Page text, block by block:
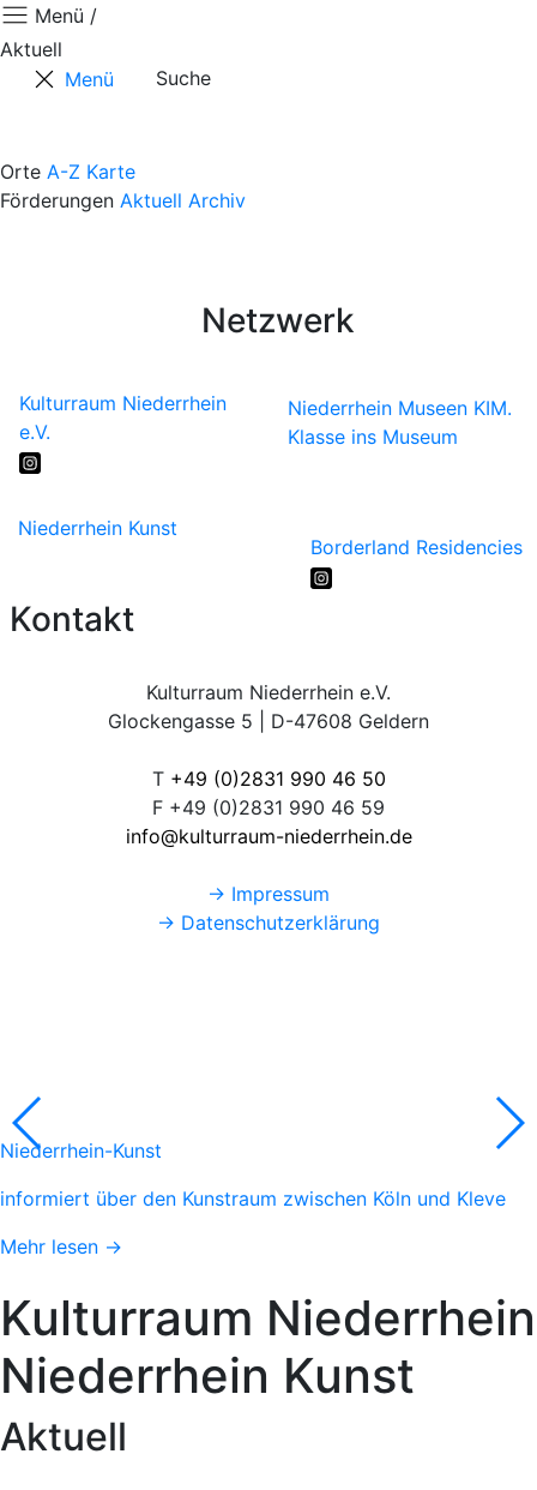
Menü /
Aktuell
Menü
Suche
Orte A-Z Karte
Förderungen Aktuell Archiv
Netzwerk
Kulturraum Niederrhein
e.V.
Niederrhein Museen KIM.
Klasse ins Museum
Niederrhein Kunst
Borderland Residencies
Kontakt
Kulturraum Niederrhein e.V.
Glockengasse 5 | D-47608 Geldern
T +49 (0)2831 990 46 50
F +49 (0)2831 990 46 59
info@kulturraum-niederrhein.de
→ Impressum
→ Datenschutzerklärung
Niederrhein-Kunst
informiert über den Kunstraum zwischen Köln und Kleve
Mehr lesen →
Kulturraum Niederrhein
Niederrhein Kunst
Aktuell